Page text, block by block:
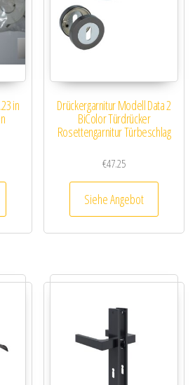
in Drückergarnitur Modell Data 2
BiColor Türdrücker
Rosettengarnitur Türbeschlag
€47.25
Siehe Angebot